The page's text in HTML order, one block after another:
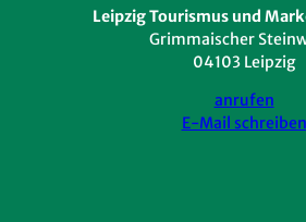
Leipzig Tourismus und
Grimmaischer
04103 Leipzig
anrufen
E-Mail schreiben